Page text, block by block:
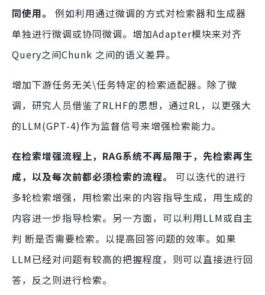
同使用。
例如利用通过微调的方式对检索器和生成器
单独进行微调或协同微调。增加Adapter模块来对⻬
Query之间Chunk 之间的语义差异。
增加下游任务无关\任务特定的检索适配器。除了微
调，研究人员借鉴了RLHF的思想，通过RL，以更强大
的LLM(GPT-4)作为监督信号来增强检索能力。
在检索增强流程上，RAG系统不再局限于，先检索再生
成，以及每次前都必须检索的流程。
可以迭代的进行
多轮检索增强，用检索出来的内容指导生成，用生成的
内容进一步指导检索。另一方面，可以利用LLM或自主
判 断是否需要检索。以提高回答问题的效率。如果
LLM已经对问题有较高的把握程度，则可以直接进行回
答，反之则进行检索。